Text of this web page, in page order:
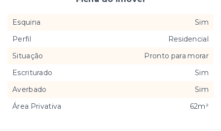
Esquina
Sim
Perfil
Residencial
Situação
Pronto para morar
Escriturado
Sim
Averbado
Sim
Área Privativa
62m²